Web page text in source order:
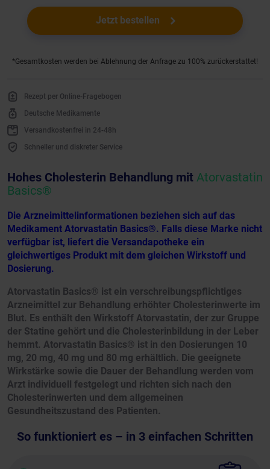
Jetzt bestellen
*Gesamtkosten werden bei Ablehnung der Anfrage zu 100% zurückerstattet!
Rezept per Online-Fragebogen
Deutsche Medikamente
Versandkostenfrei in 24-48h
Schneller und diskreter Service
Hohes Cholesterin Behandlung mit Atorvastatin
Basics®
Die Arzneimittelinformationen beziehen sich auf das
Medikament Atorvastatin Basics®. Falls diese Marke nicht
verfügbar ist, liefert die Versandapotheke ein
gleichwertiges Produkt mit dem gleichen Wirkstoff und
Dosierung.
Atorvastatin Basics® ist ein verschreibungspflichtiges
Arzneimittel zur Behandlung erhöhter Cholesterinwerte im
Blut. Es enthält den Wirkstoff Atorvastatin, der zur Gruppe
der Statine gehört und die Cholesterinbildung in der Leber
hemmt. Atorvastatin Basics® ist in den Dosierungen 10
mg, 20 mg, 40 mg und 80 mg erhältlich. Die geeignete
Wirkstärke sowie die Dauer der Behandlung werden vom
Arzt individuell festgelegt und richten sich nach den
Cholesterinwerten und dem allgemeinen
Gesundheitszustand des Patienten.
So funktioniert es – in 3 einfachen Schritten